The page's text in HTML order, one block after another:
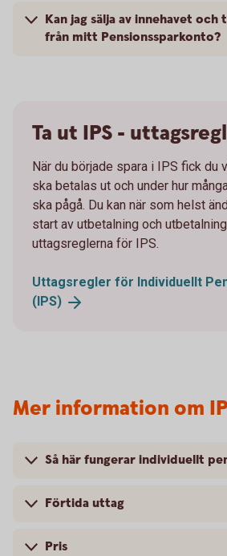
Kan jag sälja av innehavet och
från mitt Pensionssparkonto?
Ta ut IPS -
När du började spara i IPS fick du
ska betalas ut och under hur
ska pågå. Du kan när som helst
start av utbetalning och
uttagsreglerna för IPS.
Uttagsregler för Individuellt
(IPS)
Mer information om
Så här fungerar individuellt
Förtida uttag
Pris